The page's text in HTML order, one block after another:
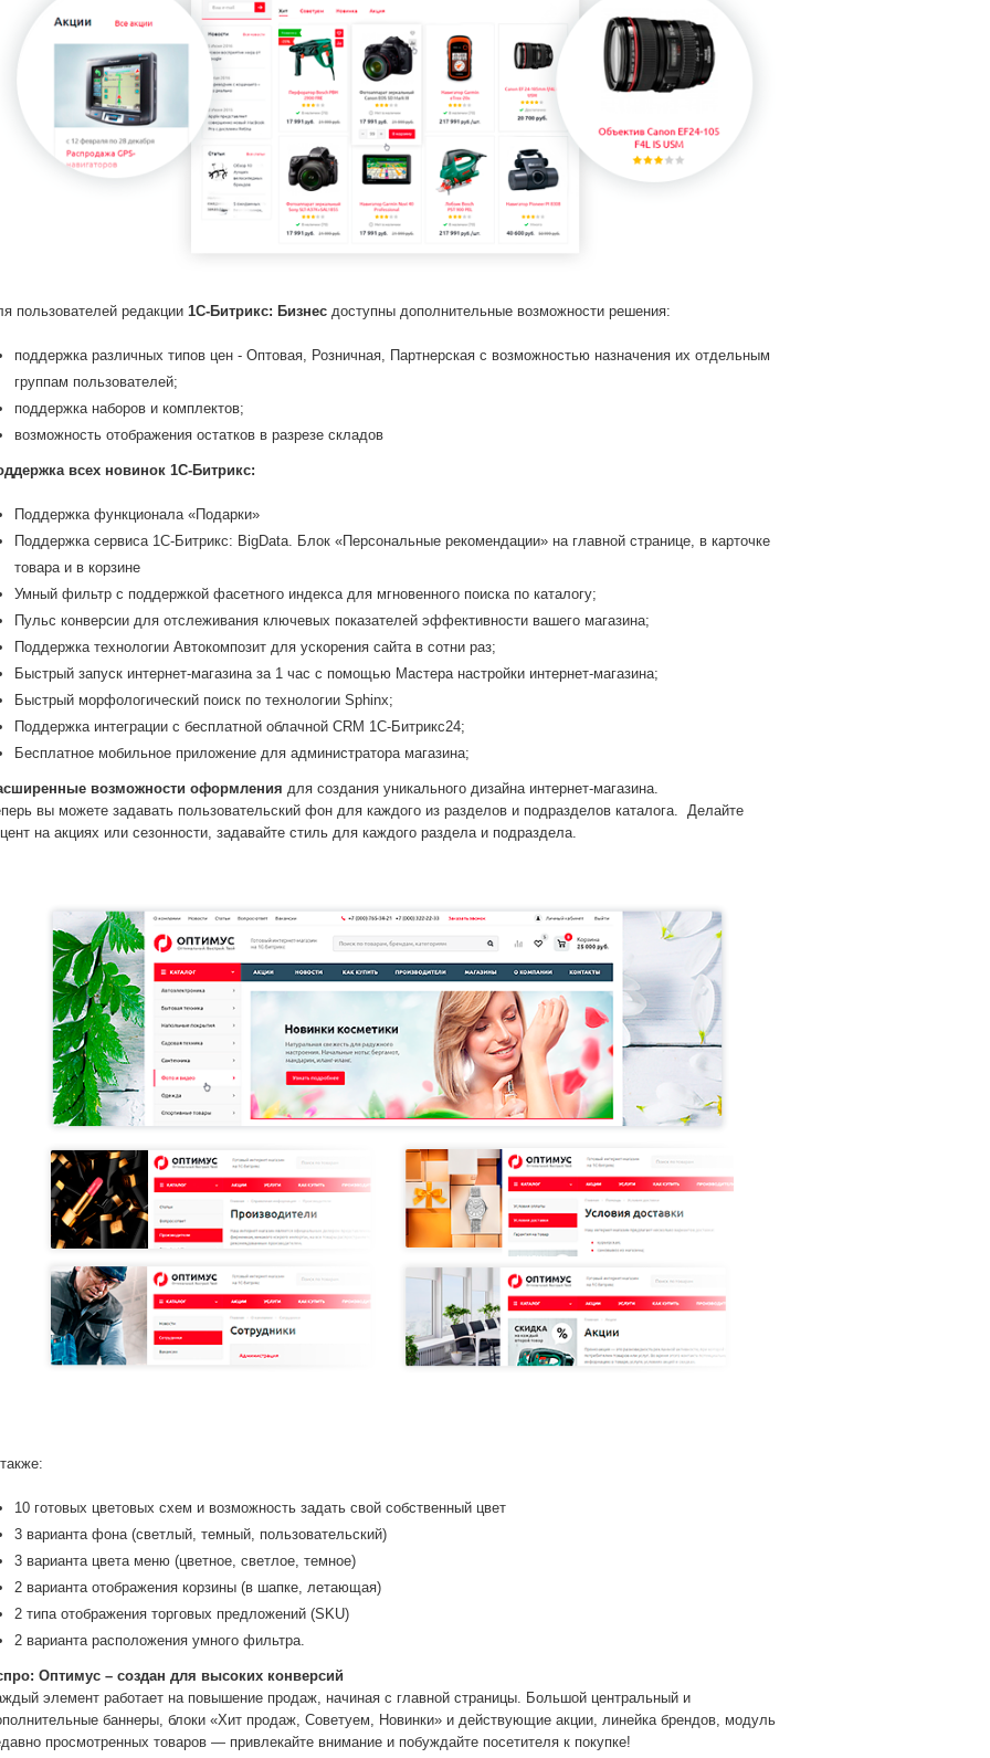
пользователей редакции 1С-Битрикс: Бизнес доступны дополнительные возможности решения:
поддержка различных типов цен - Оптовая, Розничная, Партнерская с возможностью назначения их отдельным
группам пользователей;
поддержка наборов и комплектов;
возможность отображения остатков в разрезе складов
всех новинок 1С-Битрикс:
Поддержка функционала «Подарки»
Поддержка сервиса 1C-Битрикс: BigData. Блок «Персональные рекомендации» на главной странице, в карточке
товара и в корзине
Умный фильтр с поддержкой фасетного индекса для мгновенного поиска по каталогу;
Пульс конверсии для отслеживания ключевых показателей эффективности вашего магазина;
Поддержка технологии Автокомпозит для ускорения сайта в сотни раз;
Быстрый запуск интернет-магазина за 1 час с помощью Мастера настройки интернет-магазина;
Быстрый морфологический поиск по технологии Sphinx;
Поддержка интеграции с бесплатной облачной CRM 1С-Битрикс24;
Бесплатное мобильное приложение для администратора магазина;
возможности оформления для создания уникального дизайна интернет-магазина.
вы можете задавать пользовательский фон для каждого из разделов и подразделов каталога. Делайте
на акциях или сезонности, задавайте стиль для каждого раздела и подраздела.
10 готовых цветовых схем и возможность задать свой собственный цвет
3 варианта фона (светлый, темный, пользовательский)
3 варианта цвета меню (цветное, светлое, темное)
2 варианта отображения корзины (в шапке, летающая)
2 типа отображения торговых предложений (SKU)
2 варианта расположения умного фильтра.
Оптимус – создан для высоких конверсий
элемент работает на повышение продаж, начиная с главной страницы. Большой центральный и
баннеры, блоки «Хит продаж, Советуем, Новинки» и действующие акции, линейка брендов, модуль
просмотренных товаров — привлекайте внимание и побуждайте посетителя к покупке!